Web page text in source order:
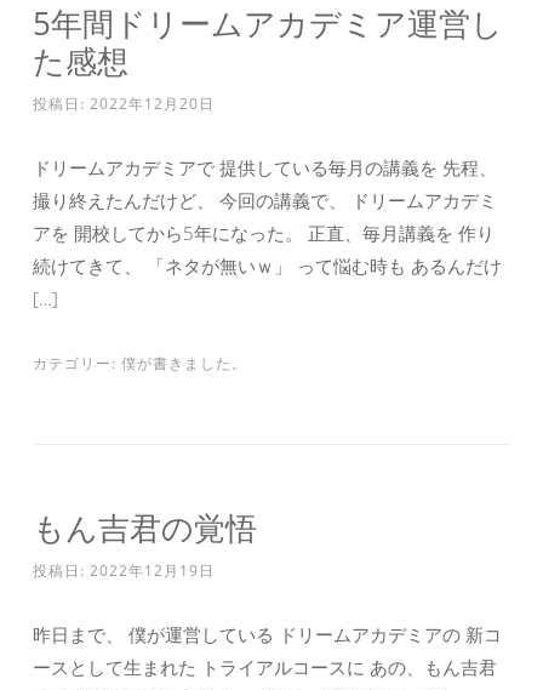
5年間ドリームアカデミア運営し
た感想
投稿日: 2022年12月20日
ドリームアカデミアで 提供している毎月の講義を 先程、
撮り終えたんだけど、 今回の講義で、 ドリームアカデミ
アを 開校してから5年になった。 正直、毎月講義を 作り
続けてきて、 「ネタが無いｗ」 って悩む時も あるんだけ
[…]
カテゴリー: 僕が書きました。
もん吉君の覚悟
投稿日: 2022年12月19日
昨日まで、 僕が運営している ドリームアカデミアの 新コ
ースとして生まれた トライアルコースに あの、もん吉君